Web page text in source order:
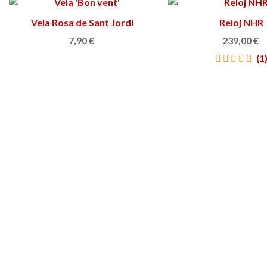
Ver más
Vela Rosa de Sant Jordi
7,90 €
Ver más
Reloj NHR
239,00 €
(1)